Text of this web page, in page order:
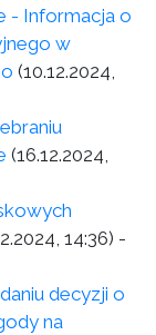
- Informacja o
w
(10.12.2024,
(16.12.2024,
14:36) -
decyzji o
na